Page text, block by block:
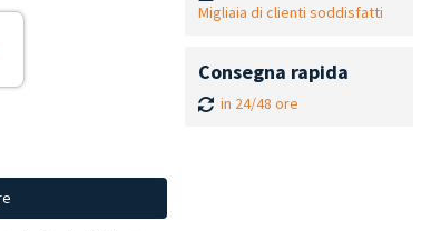
Migliaia di clienti soddisfatti
Consegna rapida
in 24/48 ore